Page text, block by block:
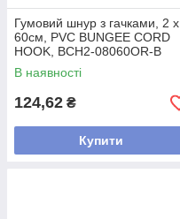
Гумовий шнур з гачками, 2 х
60см, PVC BUNGEE CORD
HOOK, BCH2-08060OR-B
В наявності
124,62 ₴
Купити